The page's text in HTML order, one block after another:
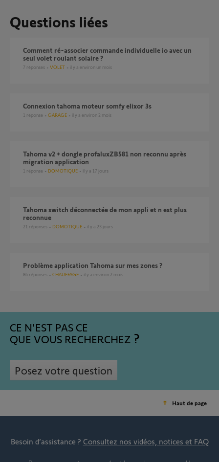
Questions liées
Comment ré-associer commande individuelle io avec un
seul volet roulant solaire ?
7 réponses VOLET il y a environ un mois
Connexion tahoma moteur somfy elixor 3s
1 réponse GARAGE il y a environ 2 mois
tahoma v2 + dongle profaluxZB581 non reconnu après
migration application
1 réponse DOMOTIQUE il y a 17 jours
Tahoma switch déconnectée de mon appli et n est plus
reconnue
21 réponses DOMOTIQUE il y a 23 jours
Problème application Tahoma sur mes zones ?
86 réponses CHAUFFAGE il y a environ 2 mois
CE N'EST PAS CE
QUE VOUS RECHERCHEZ
Posez votre question
Haut de page
Besoin d’assistance ? Consultez nos vidéos, notices et FAQ